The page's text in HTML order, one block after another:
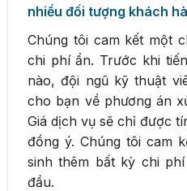
nhiều đối tượng khách
Chúng tôi cam kết một
chi phí ẩn. Trước khi
nào, đội ngũ kỹ thuật
cho bạn về phương án
Giá dịch vụ sẽ chỉ được
đồng ý. Chúng tôi cam
sinh thêm bất kỳ chi
đầu.